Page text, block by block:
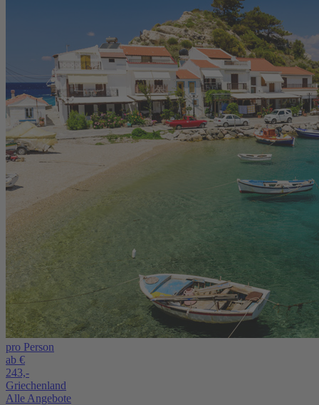
pro Person
ab €
243,-
Griechenland
Alle Angebote